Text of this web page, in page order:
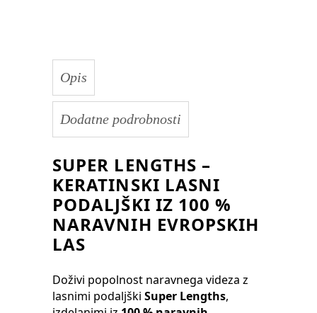
Opis
Dodatne podrobnosti
SUPER LENGTHS –
KERATINSKI LASNI
PODALJŠKI IZ 100 %
NARAVNIH EVROPSKIH
LAS
Doživi popolnost naravnega videza z
lasnimi podaljški Super Lengths,